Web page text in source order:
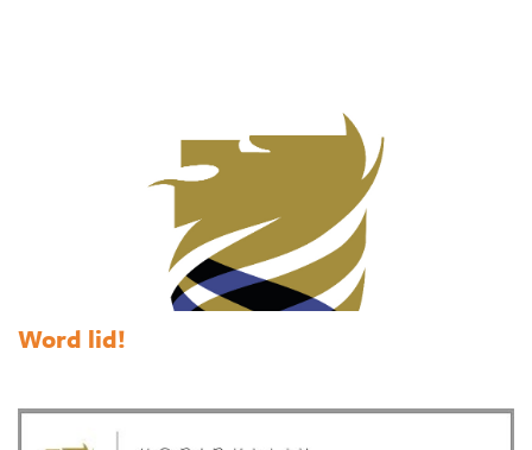
Word lid!